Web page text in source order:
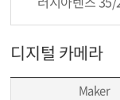
디지털 카메라
Maker